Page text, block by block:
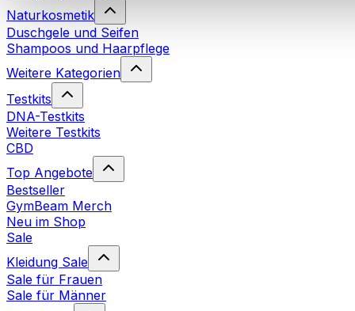
Naturkosmetik
Duschgele und Seifen
Shampoos und Haarpflege
Weitere Kategorien
Testkits
DNA-Testkits
Weitere Testkits
CBD
Top Angebote
Bestseller
GymBeam Merch
Neu im Shop
Sale
Kleidung Sale
Sale für Frauen
Sale für Männer